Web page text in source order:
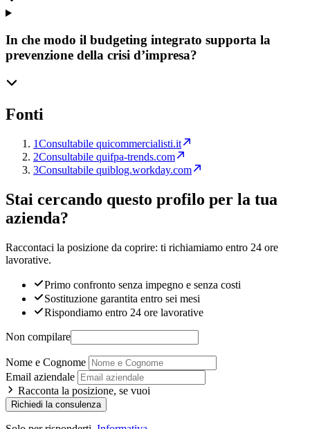
In che modo il budgeting integrato supporta la
prevenzione della crisi d’impresa?
Fonti
1Consultabile quicommercialisti.it
2Consultabile quifpa-trends.com
3Consultabile quiblog.workday.com
Stai cercando questo profilo per la tua
azienda?
Raccontaci la posizione da coprire: ti richiamiamo entro 24 ore
lavorative.
Primo confronto senza impegno e senza costi
Sostituzione garantita entro sei mesi
Rispondiamo entro 24 ore lavorative
Non compilare
Nome e Cognome
Email aziendale
Racconta la posizione, se vuoi
Richiedi la consulenza